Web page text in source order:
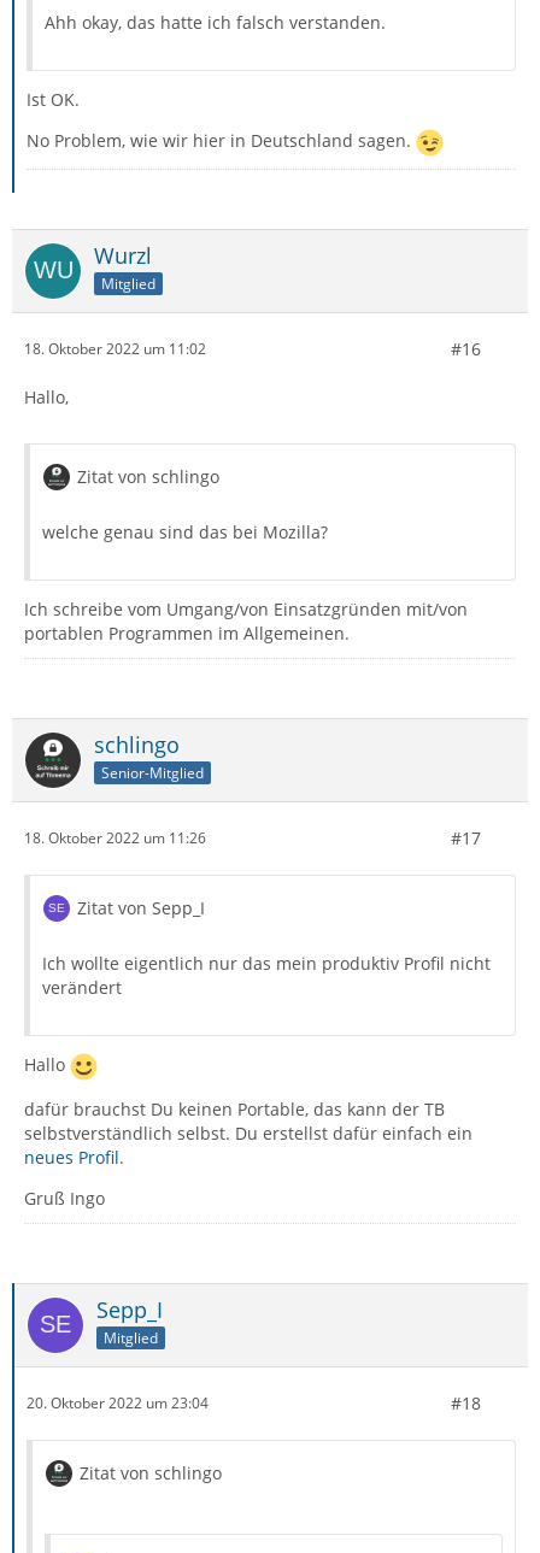
Ahh okay, das hatte ich falsch verstanden.
Ist OK.
No Problem, wie wir hier in Deutschland sagen.
Wurzl
Mitglied
18. Oktober 2022 um 11:02 #16
Hallo,
Zitat von schlingo
welche genau sind das bei Mozilla?
Ich schreibe vom Umgang/von Einsatzgründen mit/von
portablen Programmen im Allgemeinen.
schlingo
Senior-Mitglied
18. Oktober 2022 um 11:26 #17
Zitat von Sepp_I
Ich wollte eigentlich nur das mein produktiv Profil nicht
verändert
Hallo
dafür brauchst Du keinen Portable, das kann der TB
selbstverständlich selbst. Du erstellst dafür einfach ein
neues Profil.
Gruß Ingo
Sepp_I
Mitglied
20. Oktober 2022 um 23:04 #18
Zitat von schlingo